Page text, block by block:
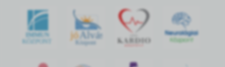
IMMUN
KÖZPONT
jó Alvás
Központ